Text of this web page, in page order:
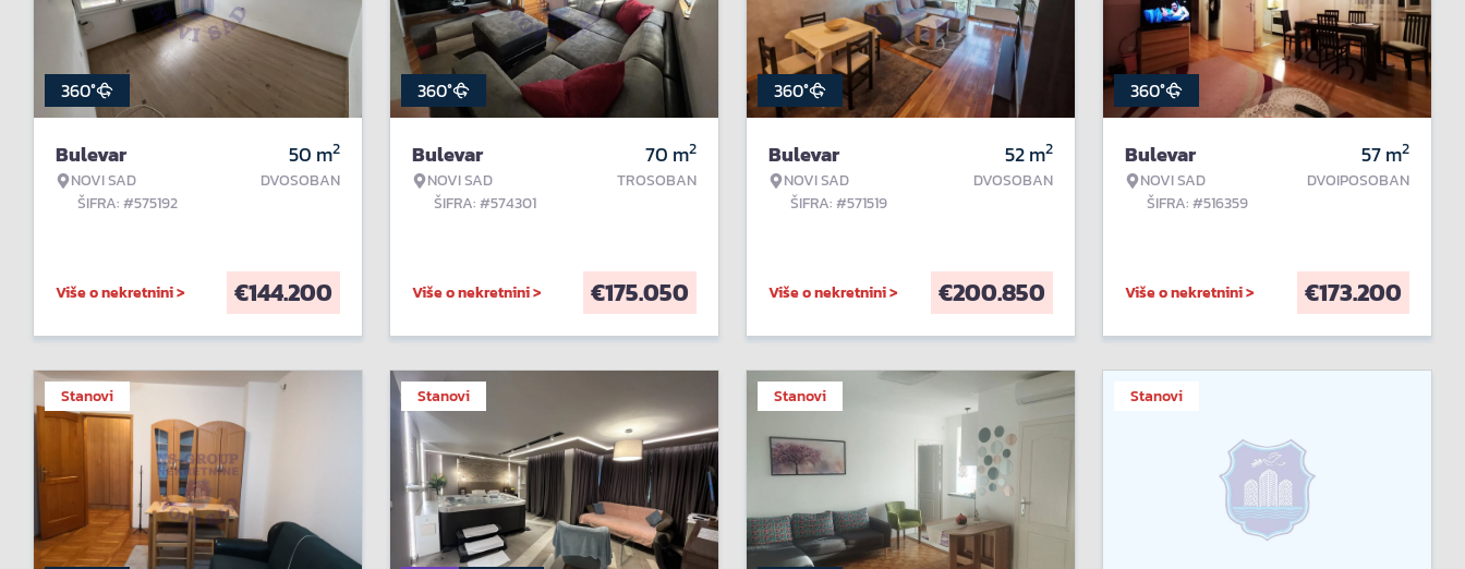
360°
Bulevar
NOVI SAD
ŠIFRA: #575192
50 m2
DVOSOBAN
Više o nekretnini > €144.200
360°
Bulevar
NOVI SAD
ŠIFRA: #574301
70 m2
TROSOBAN
Više o nekretnini > €175.050
360°
Bulevar
NOVI SAD
ŠIFRA: #571519
52m2
DVOSOBAN
Više o nekretnini > €200.850
360°
Bulevar
NOVI SAD
ŠIFRA: #516359
57m2
DVOIPOSOBAN
Više o nekretnini > €173.200
Stanovi Stanovi Stanovi Stanovi